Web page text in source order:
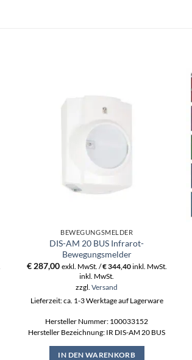
BEWEGUNGSMELDER
DIS-AM 20 BUS Infrarot-
Bewegungsmelder
€287,00 exkl. MwSt. /€344,40inkl. MwSt.
inkl. MwSt.
zzgl.Versand
Lieferzeit: ca. 1-3 Werktage auf Lagerware
Hersteller Nummer: 100033152
Hersteller Bezeichnung: IR DIS-AM 20 BUS
IN DEN WARENKORB